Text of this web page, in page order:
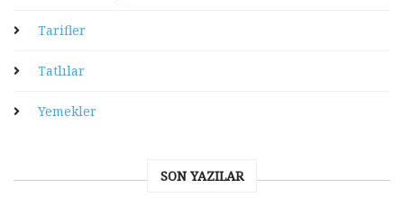
Tarifler
Tatlılar
Yemekler
SON YAZILAR